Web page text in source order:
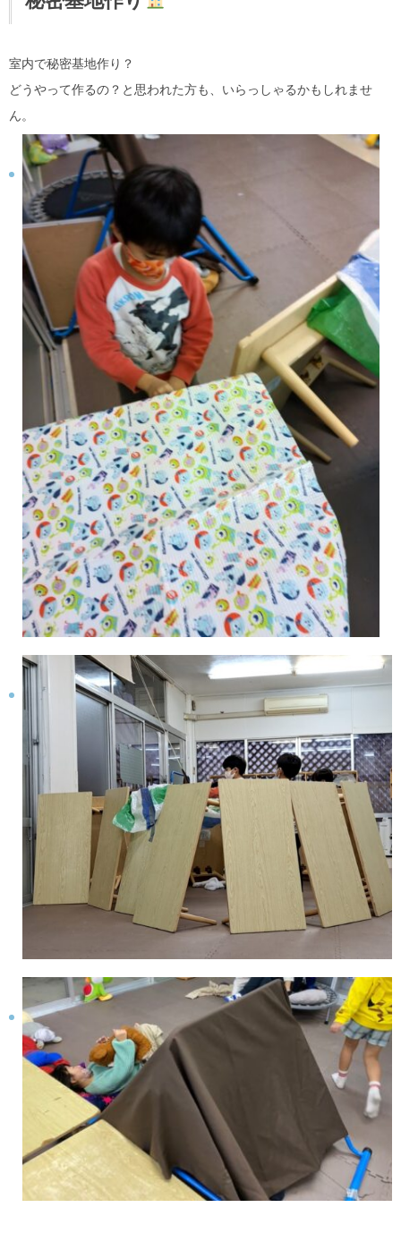
室内で秘密基地作り？
どうやって作るの？と思われた方も、いらっしゃるかもしれませ
ん。